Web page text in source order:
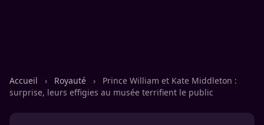
Accueil › Royauté ›
Prince William et Kate Middleton :
surprise, leurs effigies au musée terrifient le public